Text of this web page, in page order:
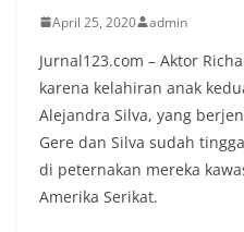
April 25, 2020 admin
Jurnal123.com – Aktor
karena kelahiran anak
Alejandra Silva, yang
Gere dan Silva sudah
di peternakan mereka
Amerika Serikat.